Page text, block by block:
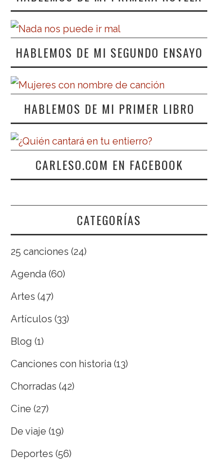
HABLEMOS DE MI SEGUNDO ENSAYO
HABLEMOS DE MI PRIMER LIBRO
CARLESO.COM EN FACEBOOK
CATEGORÍAS
25 canciones (24)
Agenda (60)
Artes (47)
Artículos (33)
Blog (1)
Canciones con historia (13)
Chorradas (42)
Cine (27)
De viaje (19)
Deportes (56)